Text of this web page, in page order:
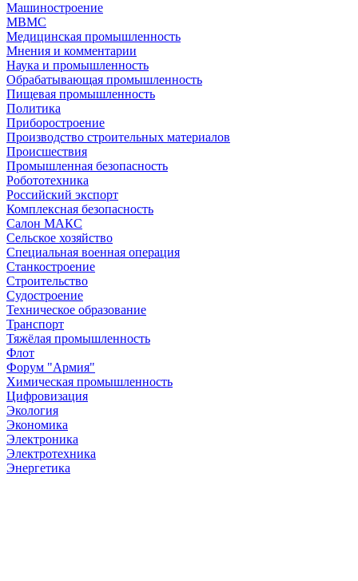
Машиностроение
МВМС
Медицинская промышленность
Мнения и комментарии
Наука и промышленность
Обрабатывающая промышленность
Пищевая промышленность
Политика
Приборостроение
Производство строительных материалов
Происшествия
Промышленная безопасность
Робототехника
Российский экспорт
Комплексная безопасность
Салон МАКС
Сельское хозяйство
Специальная военная операция
Станкостроение
Строительство
Судостроение
Техническое образование
Транспорт
Тяжёлая промышленность
Флот
Форум "Армия"
Химическая промышленность
Цифровизация
Экология
Экономика
Электроника
Электротехника
Энергетика